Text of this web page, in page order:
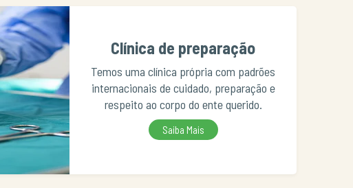
Clínica de preparação
Temos uma clínica própria com padrões
internacionais de cuidado, preparação e
respeito ao corpo do ente querido.
Saiba Mais